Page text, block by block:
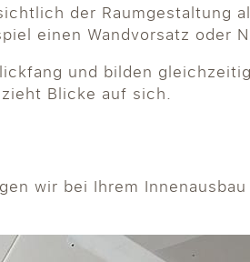
der Raumgestaltung
einen Wandvorsatz oder
und bilden
Blicke auf sich.
wir bei Ihrem